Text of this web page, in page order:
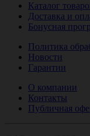
Каталог
Доставка и
Бонусная
Политика
Новости
Гарантии
О компании
Контакты
Публичная